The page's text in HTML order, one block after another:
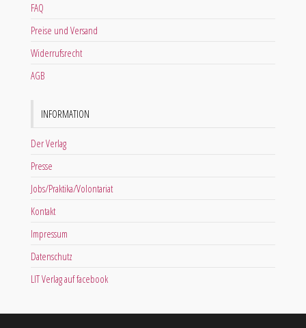
FAQ
Preise und Versand
Widerrufsrecht
AGB
INFORMATION
Der Verlag
Presse
Jobs/Praktika/Volontariat
Kontakt
Impressum
Datenschutz
LIT Verlag auf facebook